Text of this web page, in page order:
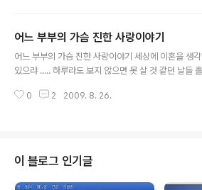
있고, 그 만큼의 사용자들이 존재하는 것도 사실이긴 하
만, 우선 저부터 메일과 블로그를 구글의 서비스로 옮
다는 것 만으로도... 이런 것을 인터넷 망명이라고 한다
이 결론적으로 감시하려는 자에게 도움이 될 것인가...
어느 부부의 가슴 진한 사랑이야기
어느 부부의 가슴 진한 사랑이야기 세상에 이혼을 생
있으랴 ..... 하루라도 보지 않으면 못 살 것 같던 날들
갑니다 근사해 보이는 다른 부부들 보면서 때로는 후회
다시 시작하기 귀찮고 번거롭고 어느새 마음도 몸도 늙
습니다 헤어지자 작정하고 아이들에게 누구하고 살 거
엄마 아빠랑 같이 살겠..
0 2 2009. 8. 26.
이 블로그 인기글